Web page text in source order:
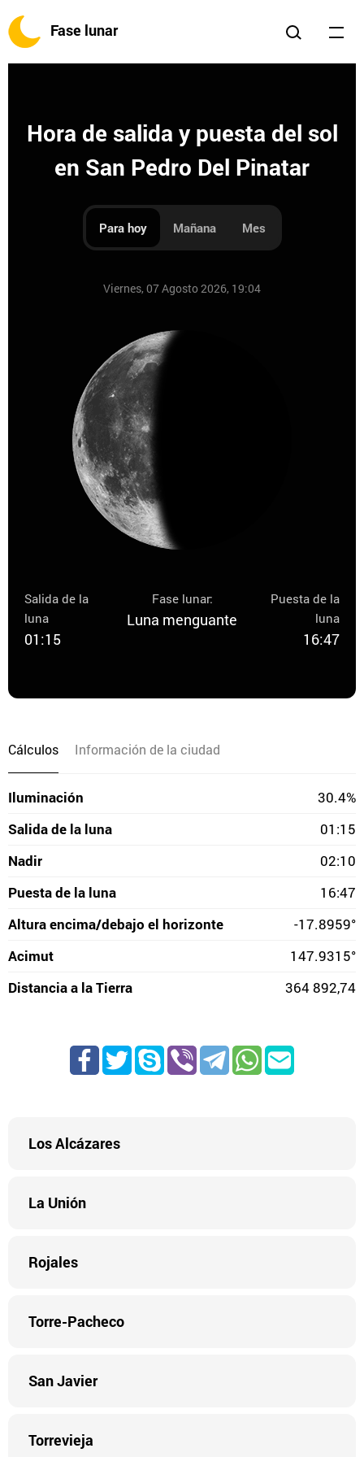
Fase lunar
Hora de salida y puesta del sol
en San Pedro Del Pinatar
Para hoy Mañana Mes
Viernes, 07 Agosto 2026, 19:04
Salida de la
luna
01:15
Fase lunar:
Luna menguante
Puesta de la
luna
16:47
Cálculos Información de la ciudad
Iluminación
30.4%
Salida de la luna
01:15
Nadir
02:10
Puesta de la luna
16:47
Altura encima/debajo el horizonte
-17.8959°
Acimut
147.9315°
Distancia a la Tierra
364 892,74
Los Alcázares
La Unión
Rojales
Torre-Pacheco
San Javier
Torrevieja